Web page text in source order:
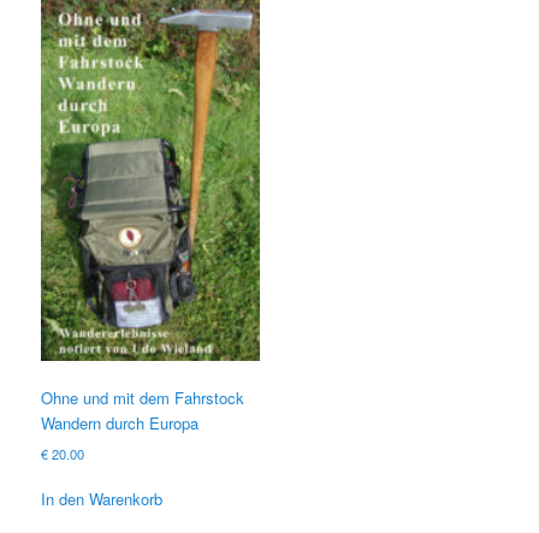
Ohne und mit dem Fahrstock
Wandern durch Europa
€20.00
In den Warenkorb